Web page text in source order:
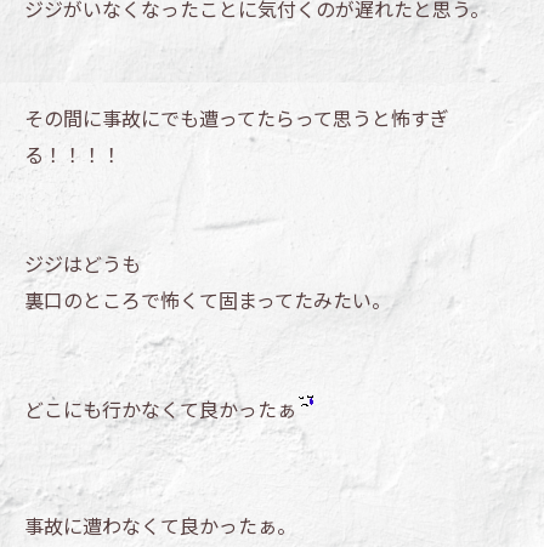
ジジがいなくなったことに気付くのが遅れたと思う。
その間に事故にでも遭ってたらって思うと怖すぎ
る！！！！
ジジはどうも
裏口のところで怖くて固まってたみたい。
どこにも行かなくて良かったぁ
事故に遭わなくて良かったぁ。